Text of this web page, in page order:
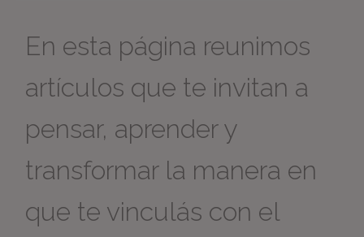
En esta página reunimos
artículos que te invitan a
pensar, aprender y
transformar la manera en
que te vinculás con el